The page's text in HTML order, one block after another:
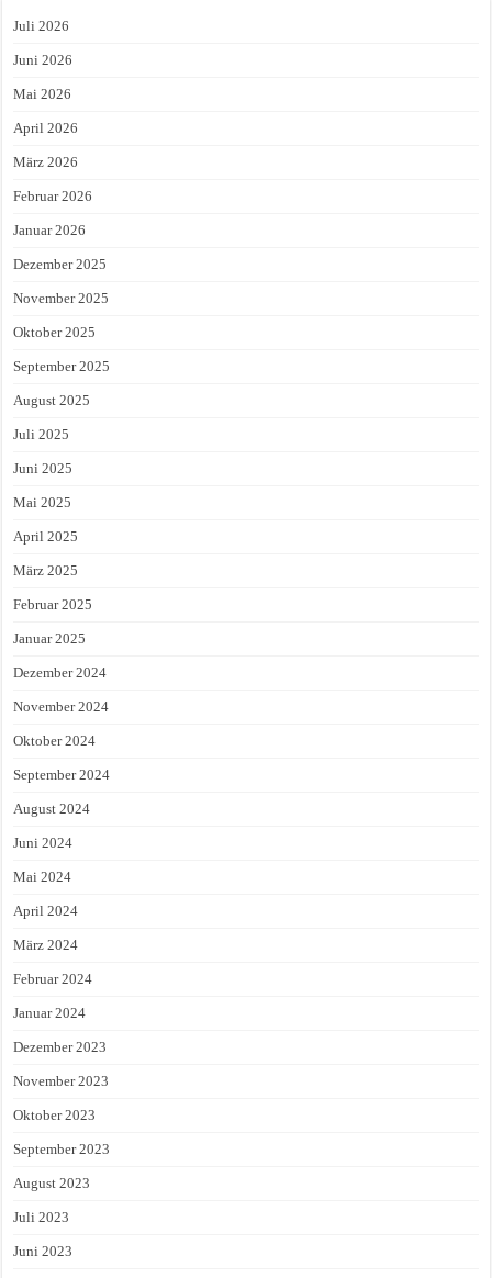
Juli 2026
Juni 2026
Mai 2026
April 2026
März 2026
Februar 2026
Januar 2026
Dezember 2025
November 2025
Oktober 2025
September 2025
August 2025
Juli 2025
Juni 2025
Mai 2025
April 2025
März 2025
Februar 2025
Januar 2025
Dezember 2024
November 2024
Oktober 2024
September 2024
August 2024
Juni 2024
Mai 2024
April 2024
März 2024
Februar 2024
Januar 2024
Dezember 2023
November 2023
Oktober 2023
September 2023
August 2023
Juli 2023
Juni 2023